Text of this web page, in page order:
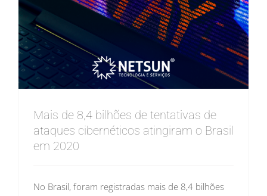
Mais de 8,4 bilhões de tentativas de
ataques cibernéticos atingiram o Brasil
em 2020
No Brasil, foram registradas mais de 8,4 bilhões